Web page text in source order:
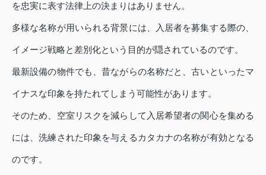
を忠実に表す法律上の決まりはありません。
多様な名称が用いられる背景には、入居者を募集する際の、
イメージ戦略と差別化という目的が隠されているのです。
最新設備の物件でも、昔ながらの名称だと、古いといったマ
イナスな印象を持たれてしまう可能性があります。
そのため、空室リスクを減らして入居希望者の関心を集める
には、洗練された印象を与えるカタカナの名称が有効となる
のです。